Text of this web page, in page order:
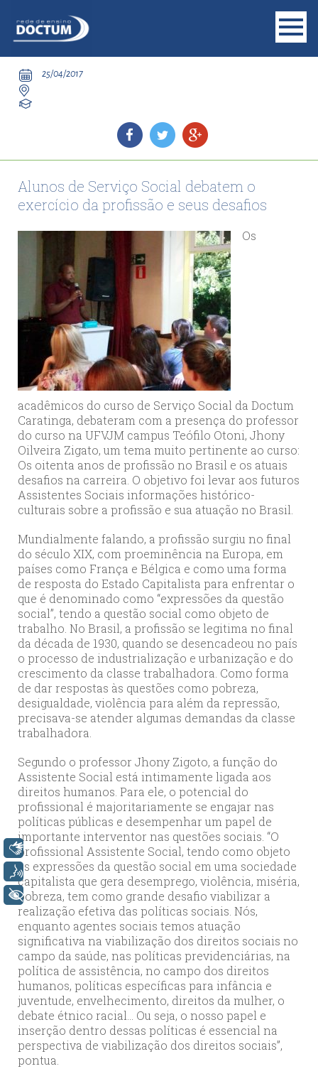
25/04/2017
Alunos de Serviço Social debatem o
exercício da profissão e seus desafios
Os
acadêmicos do curso de Serviço Social da Doctum
Caratinga, debateram com a presença do professor
do curso na UFVJM campus Teófilo Otoni, Jhony
Oilveira Zigato, um tema muito pertinente ao curso:
Os oitenta anos de profissão no Brasil e os atuais
desafios na carreira. O objetivo foi levar aos futuros
Assistentes Sociais informações histórico-
culturais sobre a profissão e sua atuação no Brasil.
Mundialmente falando, a profissão surgiu no final
do século XIX, com proeminência na Europa, em
países como França e Bélgica e como uma forma
de resposta do Estado Capitalista para enfrentar o
que é denominado como “expressões da questão
social”, tendo a questão social como objeto de
trabalho. No Brasil, a profissão se legitima no final
da década de 1930, quando se desencadeou no país
o processo de industrialização e urbanização e do
crescimento da classe trabalhadora. Como forma
de dar respostas às questões como pobreza,
desigualdade, violência para além da repressão,
precisava-se atender algumas demandas da classe
trabalhadora.
Segundo o professor Jhony Zigoto, a função do
Assistente Social está intimamente ligada aos
direitos humanos. Para ele, o potencial do
profissional é majoritariamente se engajar nas
políticas públicas e desempenhar um papel de
importante interventor nas questões sociais. “O
profissional Assistente Social, tendo como objeto
as expressões da questão social em uma sociedade
capitalista que gera desemprego, violência, miséria,
pobreza, tem como grande desafio viabilizar a
realização efetiva das políticas sociais. Nós,
enquanto agentes sociais temos atuação
significativa na viabilização dos direitos sociais no
campo da saúde, nas políticas previdenciárias, na
política de assistência, no campo dos direitos
humanos, políticas específicas para infância e
juventude, envelhecimento, direitos da mulher, o
debate étnico racial… Ou seja, o nosso papel e
inserção dentro dessas políticas é essencial na
perspectiva de viabilização dos direitos sociais”,
pontua.
Libras
Voz
+ Acessibilidade